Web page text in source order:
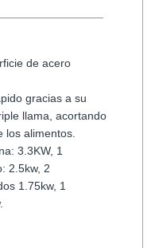
de acero
gracias a su
llama, acortando
los alimentos.
3.3KW, 1
2.5kw, 2
1.75kw, 1